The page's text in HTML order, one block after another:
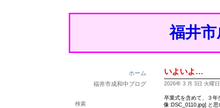
福井
ホーム
福井市成和中ブログ
検索
いよいよ…
2026年 3 月 3日 火曜
卒業式を含めて、３
像:DSC_0110.jpg] と